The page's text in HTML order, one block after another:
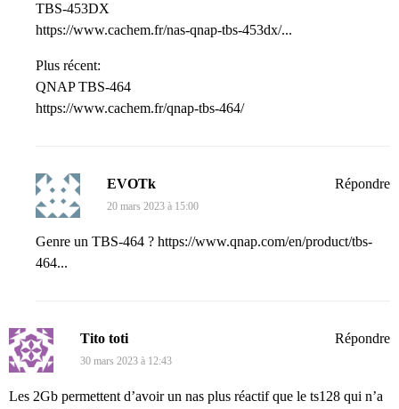
TBS-453DX
https://www.cachem.fr/nas-qnap-tbs-453dx/...
Plus récent:
QNAP TBS-464
https://www.cachem.fr/qnap-tbs-464/
EVOTk
20 mars 2023 à 15:00
Genre un TBS-464 ? https://www.qnap.com/en/product/tbs-
464...
Répondre
Tito toti
30 mars 2023 à 12:43
Les 2Gb permettent d’avoir un nas plus réactif que le ts128 qui n’a
Répondre